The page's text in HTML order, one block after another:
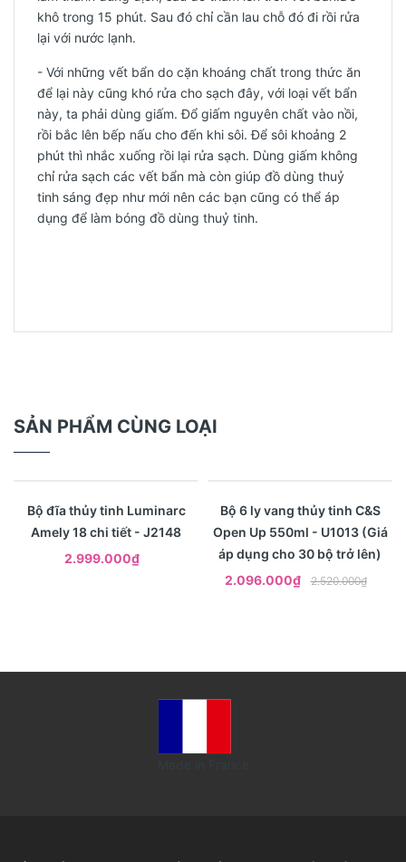
khô trong 15 phút. Sau đó chỉ cần lau chỗ đó đi rồi rửa
lại với nước lạnh.
- Với những vết bẩn do cặn khoáng chất trong thức ăn
để lại này cũng khó rửa cho sạch đây, với loại vết bẩn
này, ta phải dùng giấm. Đổ giấm nguyên chất vào nồi,
rồi bắc lên bếp nấu cho đến khi sôi. Để sôi khoảng 2
phút thì nhắc xuống rồi lại rửa sạch. Dùng giấm không
chỉ rửa sạch các vết bẩn mà còn giúp đồ dùng thuỷ
tinh sáng đẹp như mới nên các bạn cũng có thể áp
dụng để làm bóng đồ dùng thuỷ tinh.
SẢN PHẨM CÙNG LOẠI
Xem nhanh
Bộ đĩa thủy tinh Luminarc
Amely 18 chi tiết - J2148
2.999.000₫
- 17% Xem nhanh
Bộ 6 ly vang thủy tinh C&S
Open Up 550ml - U1013 (Giá
áp dụng cho 30 bộ trở lên)
2.096.000₫
2.520.000₫